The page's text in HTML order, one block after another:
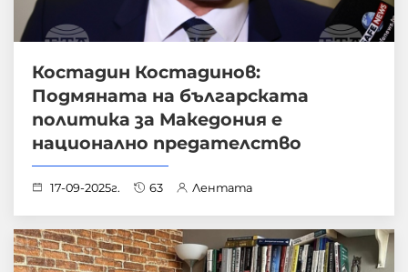
Костадин Костадинов:
Подмяната на българската
политика за Македония е
национално предателство
17-09-2025г. 63 Лентата